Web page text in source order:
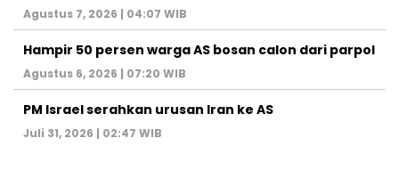
Agustus 7, 2026 | 04:07 WIB
Hampir 50 persen warga AS bosan calon dari parpol
Agustus 6, 2026 | 07:20 WIB
PM Israel serahkan urusan Iran ke AS
Juli 31, 2026 | 02:47 WIB